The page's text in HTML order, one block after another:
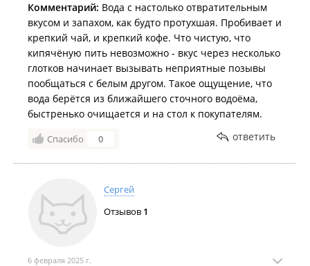
Комментарий: Вода с настолько отвратительным
вкусом и запахом, как будто протухшая. Пробивает и
крепкий чай, и крепкий кофе. Что чистую, что
кипячёную пить невозможно - вкус через несколько
глотков начинает вызывать неприятные позывы
пообщаться с белым другом. Такое ощущение, что
вода берётся из ближайшего сточного водоёма,
быстренько очищается и на стол к покупателям.
Спасибо 0 ответить
Сергей
Отзывов 1
6 февраля 2025 г.